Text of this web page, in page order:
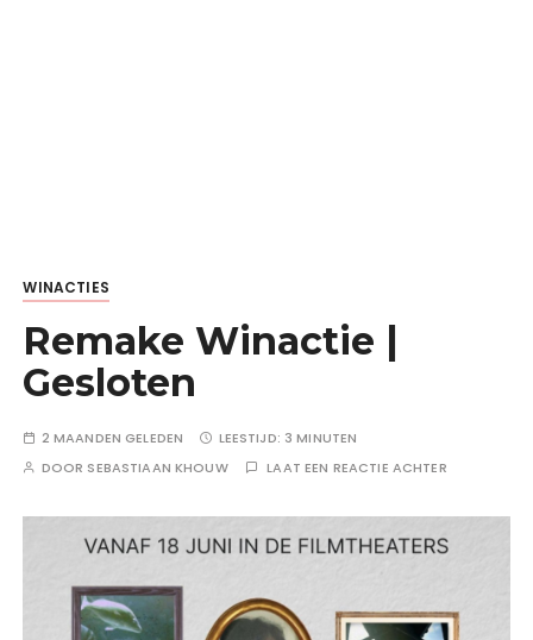
WINACTIES
Remake Winactie |
Gesloten
2 MAANDEN GELEDEN LEESTIJD: 3 MINUTEN
DOOR SEBASTIAAN KHOUW LAAT EEN REACTIE ACHTER